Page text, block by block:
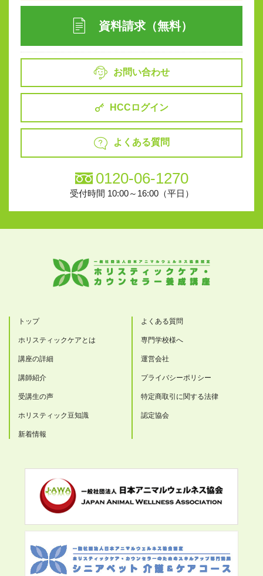
資料請求（無料）
お問い合わせ
HCCログイン
よくある質問
0120-06-1270
受付時間 10:00～16:00（平日）
トップ
ホリスティックケアとは
講座の詳細
講師紹介
受講生の声
ホリスティック豆知識
新着情報
よくある質問
専門学校様へ
運営会社
プライバシーポリシー
特定商取引に関する法律
認定協会